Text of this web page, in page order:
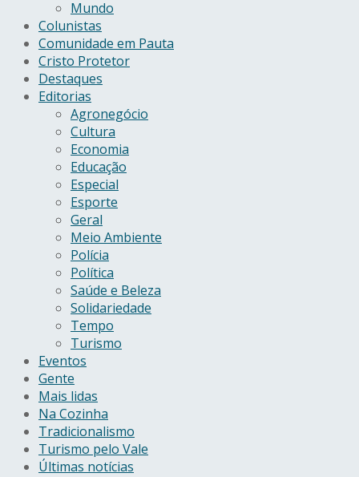
Mundo
Colunistas
Comunidade em Pauta
Cristo Protetor
Destaques
Editorias
Agronegócio
Cultura
Economia
Educação
Especial
Esporte
Geral
Meio Ambiente
Polícia
Política
Saúde e Beleza
Solidariedade
Tempo
Turismo
Eventos
Gente
Mais lidas
Na Cozinha
Tradicionalismo
Turismo pelo Vale
Últimas notícias